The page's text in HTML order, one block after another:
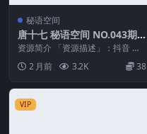
秘语空间
唐十七 秘语空间 NO.043期
最新至：2026.5.24
资源简介 「资源描述」：抖音 唐
十七 秘语空间 NO.043期 【34P】
最新至...
2 月前 3.2K 38
VIP